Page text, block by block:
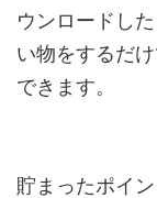
ウンロードし
い物をするだ
できます。
貯まったポイ